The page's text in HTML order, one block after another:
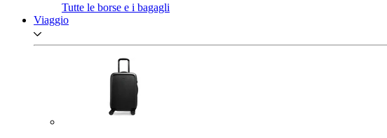
Tutte le borse e i bagagli
Viaggio